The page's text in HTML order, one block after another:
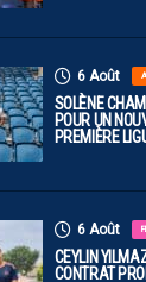
6 Août
SOLÈNE
POUR UN
PREMIÈRE
6 Août
CEYLIN
CONTRAT